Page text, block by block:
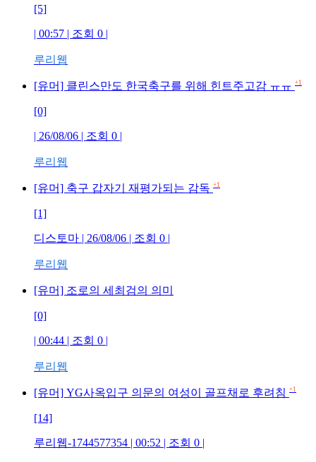
[5]
| 00:57 | 조회 0 |
루리웹
[유머] 클린스만도 한국축구를 위해 힌트주고감 ㅠㅠ +1
[0]
| 26/08/06 | 조회 0 |
루리웹
[유머] 축구 갑자기 재평가되는 감독 +1
[1]
디스토마 | 26/08/06 | 조회 0 |
루리웹
[유머] 조로의 세최검의 의미
[0]
| 00:44 | 조회 0 |
루리웹
[유머] YG사옥입구 의문의 여성이 골프채로 후려침 +1
[14]
루리웹-1744577354 | 00:52 | 조회 0 |